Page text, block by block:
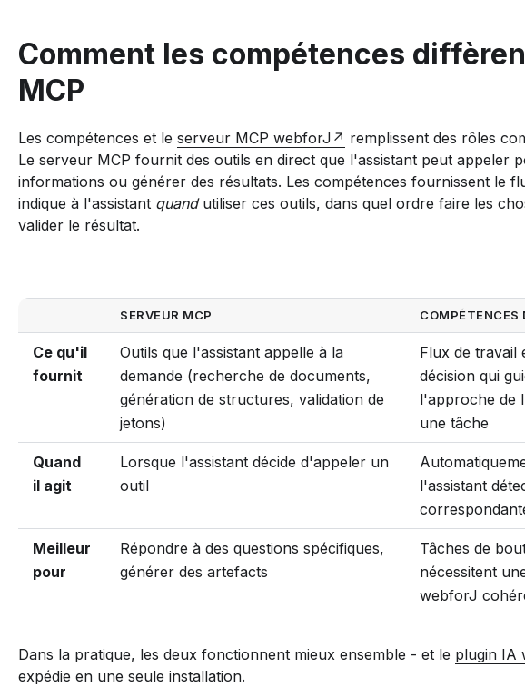
Comment les compétences
MCP
Les compétences et le serveur MCP webforJ
remplissent des rôles
Le serveur MCP fournit des outils en direct que l'assistant peut appeler
informations ou générer des résultats. Les compétences fournissent le
indique à l'assistant quandutiliser ces outils, dans quel ordre faire les
valider le résultat.
SERVEUR MCP COMPÉTENCES
Ce qu'il
fournit
Outils que l'assistant appelle à la
demande (recherche de documents,
génération de structures, validation de
jetons)
Flux de travail
décision qui
l'approche de
une tâche
Quand
il agit
Lorsque l'assistant décide d'appeler un
outil
l'assistant
Meilleur
pour
Répondre à des questions spécifiques,
générer des artefacts
Tâches de
nécessitent
webforJ
Dans la pratique, les deux fonctionnent mieux ensemble - et le plugin IA
expédie en une seule installation.